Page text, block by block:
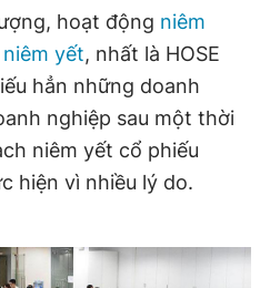
hoạt động niêm
niêm yết, nhất là HOSE
hẳn những doanh
nghiệp sau một thời
niêm yết cổ phiếu
hiện vì nhiều lý do.